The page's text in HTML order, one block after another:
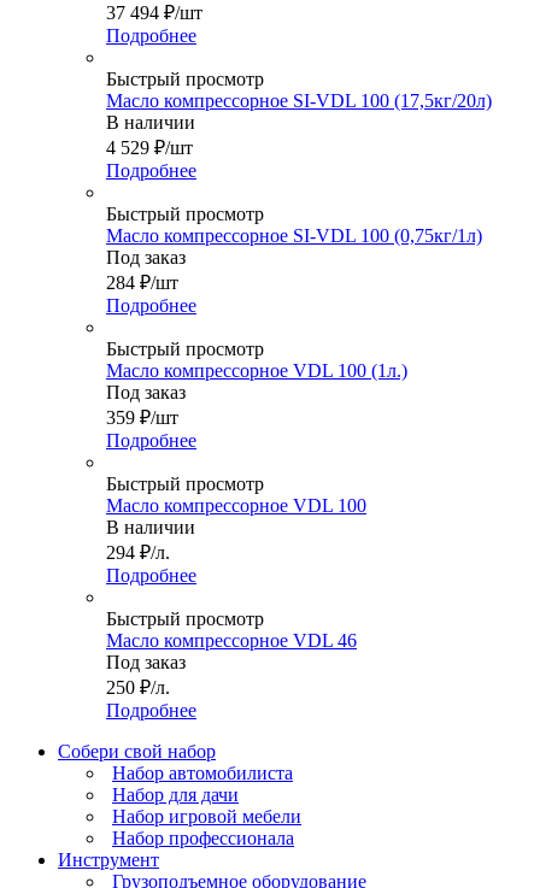
37 494 ₽/шт
Подробнее
Быстрый просмотр
Масло компрессорное SI-VDL 100 (17,5кг/20л)
В наличии
4 529 ₽/шт
Подробнее
Быстрый просмотр
Масло компрессорное SI-VDL 100 (0,75кг/1л)
Под заказ
284 ₽/шт
Подробнее
Быстрый просмотр
Масло компрессорное VDL 100 (1л.)
Под заказ
359 ₽/шт
Подробнее
Быстрый просмотр
Масло компрессорное VDL 100
В наличии
294 ₽/л.
Подробнее
Быстрый просмотр
Масло компрессорное VDL 46
Под заказ
250 ₽/л.
Подробнее
Собери свой набор
Набор автомобилиста
Набор для дачи
Набор игровой мебели
Набор профессионала
Инструмент
Грузоподъемное оборудование